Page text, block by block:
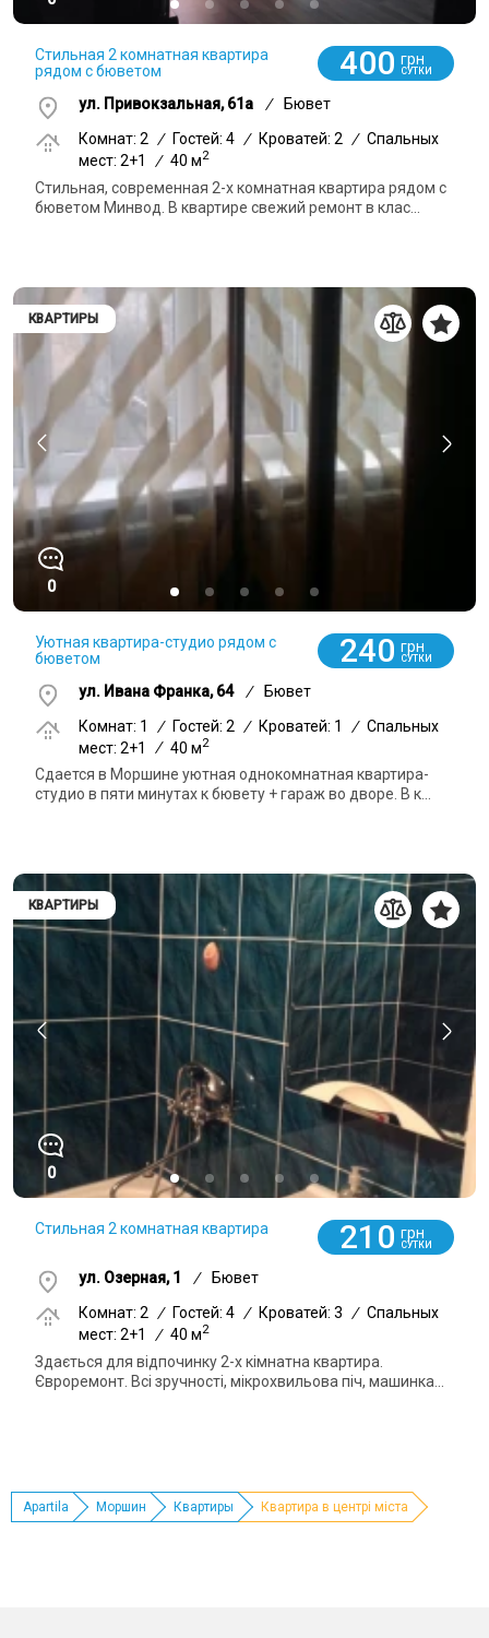
Стильная 2 комнатная квартира
рядом с бюветом
400 грн
СУТКИ
ул. Привокзальная, 61а /
Бювет
Комнат: 2
/ Гостей: 4 / Кроватей: 2 / Спальных
мест: 2+1
/ 40 м2
Стильная, современная 2-х комнатная квартира рядом с
бюветом Минвод. В квартире свежий ремонт в клас...
КВАРТИРЫ
0
Уютная квартира-cтудио рядом с
бюветом
240 грн
СУТКИ
ул. Ивана Франка, 64 /
Бювет
Комнат: 1
/ Гостей: 2 / Кроватей: 1 / Спальных
мест: 2+1
/ 40 м2
Сдается в Моршине уютная однокомнатная квартира-
студио в пяти минутах к бювету + гараж во дворе. В к...
КВАРТИРЫ
0
Стильная 2 комнатная квартира 210 грн
СУТКИ
ул. Озерная, 1 /
Бювет
Комнат: 2
/ Гостей: 4 / Кроватей: 3 / Спальных
мест: 2+1
/ 40 м2
Здається для відпочинку 2-х кімнатна квартира.
Євроремонт. Всі зручності, мікрохвильова піч, машинка...
Apartila Моршин Квартиры Квартира в центрі міста